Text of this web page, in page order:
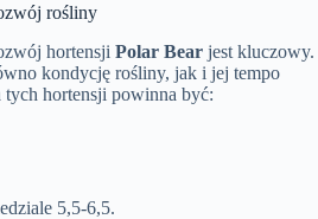
rośliny
hortensji Polar Bear jest kluczowy.
kondycję rośliny, jak i jej tempo
hortensji powinna być:
5,5-6,5.